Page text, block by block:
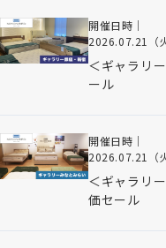
開催日時｜
2026.07.21（火
＜ギャラリ
ール
開催日時｜
2026.07.21（火
＜ギャラリ
価セール